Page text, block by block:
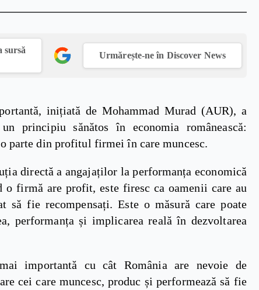
sursă
Urmărește-ne în Discover News
inițiată de Mohammad Murad (AUR), a
principiu sănătos în economia românească:
parte din profitul firmei în care muncesc.
directă a angajaților la performanța economică
o firmă are profit, este firesc ca oamenii care au
să fie recompensați. Este o măsură care poate
performanța și implicarea reală în dezvoltarea
importantă cu cât România are nevoie de
cei care muncesc, produc și performează să fie